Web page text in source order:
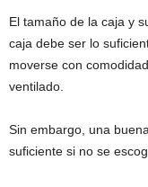
El tamaño de la caja y
caja debe ser lo
moverse con
ventilado.
Sin embargo, una
suficiente si no se